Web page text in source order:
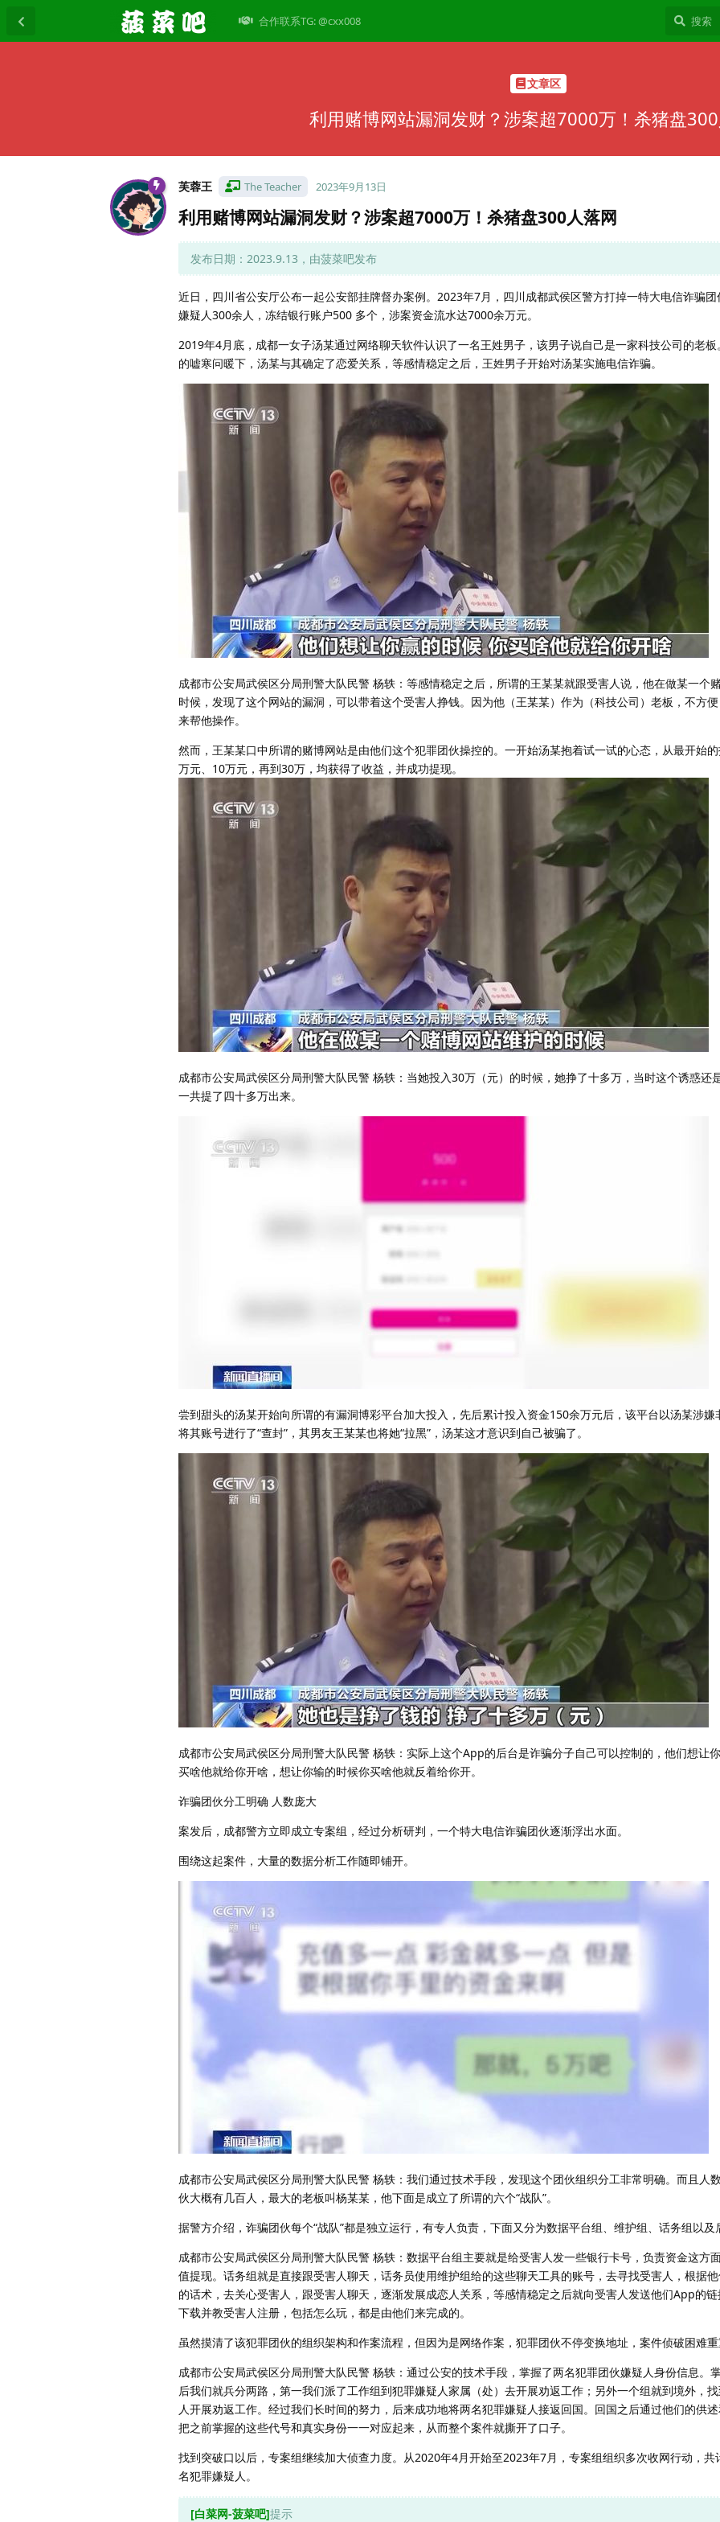
合作联系TG: @cxx008
文章区
利用赌博网站漏洞发财？涉案超7000万！杀猪盘
芙蓉王 The Teacher 2023年9月13日
利用赌博网站漏洞发财？涉案超7000万！杀猪盘300人落网
发布日期：2023.9.13，由菠菜吧发布
近日，四川省公安厅公布一起公安部挂牌督办案例。2023年7月，四川成都武侯区警方打掉一特大电信诈骗
嫌疑人300余人，冻结银行账户500 多个，涉案资金流水达7000余万元。
2019年4月底，成都一女子汤某通过网络聊天软件认识了一名王姓男子，该男子说自己是一家科技公司的老
的嘘寒问暖下，汤某与其确定了恋爱关系，等感情稳定之后，王姓男子开始对汤某实施电信诈骗。
成都市公安局武侯区分局刑警大队民警 杨轶：等感情稳定之后，所谓的王某某就跟受害人说，他在做某一个
时候，发现了这个网站的漏洞，可以带着这个受害人挣钱。因为他（王某某）作为（科技公司）老板，不方
来帮他操作。
然而，王某某口中所谓的赌博网站是由他们这个犯罪团伙操控的。一开始汤某抱着试一试的心态，从最开始
万元、10万元，再到30万，均获得了收益，并成功提现。
成都市公安局武侯区分局刑警大队民警 杨轶：当她投入30万（元）的时候，她挣了十多万，当时这个诱惑还
一共提了四十多万出来。
尝到甜头的汤某开始向所谓的有漏洞博彩平台加大投入，先后累计投入资金150余万元后，该平台以汤某涉嫌
将其账号进行了“查封”，其男友王某某也将她“拉黑”，汤某这才意识到自己被骗了。
成都市公安局武侯区分局刑警大队民警 杨轶：实际上这个App的后台是诈骗分子自己可以控制的，他们想让
买啥他就给你开啥，想让你输的时候你买啥他就反着给你开。
诈骗团伙分工明确 人数庞大
案发后，成都警方立即成立专案组，经过分析研判，一个特大电信诈骗团伙逐渐浮出水面。
围绕这起案件，大量的数据分析工作随即铺开。
成都市公安局武侯区分局刑警大队民警 杨轶：我们通过技术手段，发现这个团伙组织分工非常明确。而且人
伙大概有几百人，最大的老板叫杨某某，他下面是成立了所谓的六个“战队”。
据警方介绍，诈骗团伙每个“战队”都是独立运行，有专人负责，下面又分为数据平台组、维护组、话务组以及
成都市公安局武侯区分局刑警大队民警 杨轶：数据平台组主要就是给受害人发一些银行卡号，负责资金这方
值提现。话务组就是直接跟受害人聊天，话务员使用维护组给的这些聊天工具的账号，去寻找受害人，根据
的话术，去关心受害人，跟受害人聊天，逐渐发展成恋人关系，等感情稳定之后就向受害人发送他们App的链
下载并教受害人注册，包括怎么玩，都是由他们来完成的。
虽然摸清了该犯罪团伙的组织架构和作案流程，但因为是网络作案，犯罪团伙不停变换地址，案件侦破困难重
成都市公安局武侯区分局刑警大队民警 杨轶：通过公安的技术手段，掌握了两名犯罪团伙嫌疑人身份信息。
后我们就兵分两路，第一我们派了工作组到犯罪嫌疑人家属（处）去开展劝返工作；另外一个组就到境外，
人开展劝返工作。经过我们长时间的努力，后来成功地将两名犯罪嫌疑人接返回国。回国之后通过他们的供
把之前掌握的这些代号和真实身份一一对应起来，从而整个案件就撕开了口子。
找到突破口以后，专案组继续加大侦查力度。从2020年4月开始至2023年7月，专案组组织多次收网行动，共
名犯罪嫌疑人。
[白菜网-菠菜吧]提示